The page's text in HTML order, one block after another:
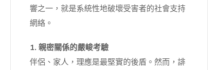
響之一，就是系統性地破壞受害者的社會支持
網絡。
1. 親密關係的嚴峻考驗
伴侶、家人，理應是最堅實的後盾。然而，誹